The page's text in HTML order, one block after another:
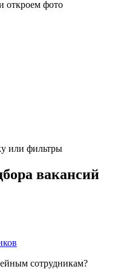
откроем фото
или фильтры
вакансий
сотрудникам?